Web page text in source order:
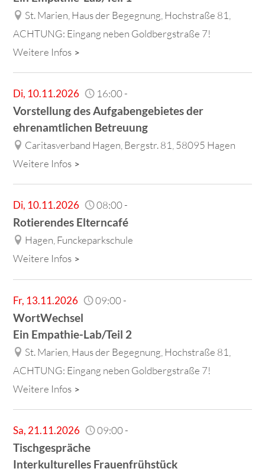
St. Marien, Haus der Begegnung, Hochstraße 81,
ACHTUNG: Eingang neben Goldbergstraße 7!
Weitere Infos
Di, 10.11.2026 16:00-
Vorstellung des Aufgabengebietes der
ehrenamtlichen Betreuung
Caritasverband Hagen, Bergstr. 81, 58095 Hagen
Weitere Infos
Di, 10.11.2026 08:00-
Rotierendes Elterncafé
Hagen, Funckeparkschule
Weitere Infos
Fr, 13.11.2026 09:00-
WortWechsel
Ein Empathie-Lab/Teil 2
St. Marien, Haus der Begegnung, Hochstraße 81,
ACHTUNG: Eingang neben Goldbergstraße 7!
Weitere Infos
Sa, 21.11.2026 09:00-
Tischgespräche
Interkulturelles Frauenfrühstück